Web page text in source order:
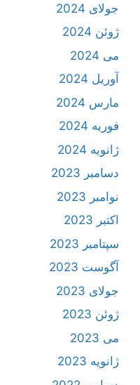
جولای 2024
ژوئن 2024
می 2024
آوریل 2024
مارس 2024
فوریه 2024
ژانویه 2024
دسامبر 2023
نوامبر 2023
اکتبر 2023
سپتامبر 2023
آگوست 2023
جولای 2023
ژوئن 2023
می 2023
ژانویه 2023